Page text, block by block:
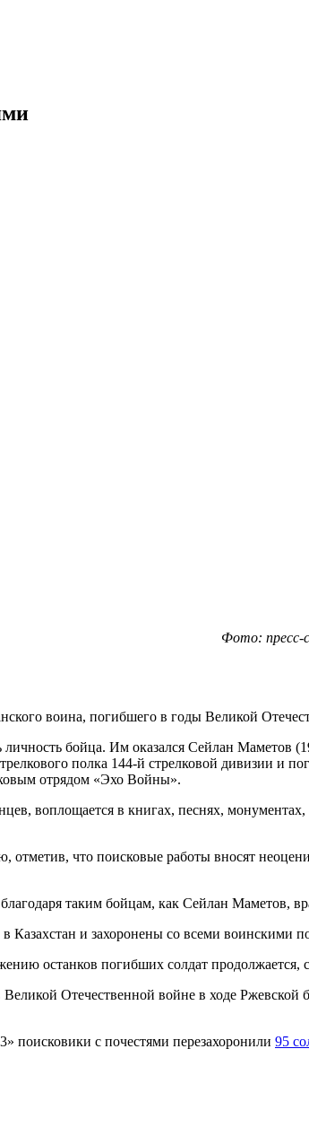
Фото: пресс-
воина, погибшего в годы Великой
личность бойца. Им оказался Сейлан
полка 144-й стрелковой дивизии и
отрядом «Эхо Войны».
воплощается в книгах, песнях,
отметив, что поисковые работы вносят
таким бойцам, как Сейлан Маметов,
Казахстан и захоронены со всеми воинскими
останков погибших солдат продолжается,
Отечественной войне в ходе Ржевской
с почестями перезахоронили 95